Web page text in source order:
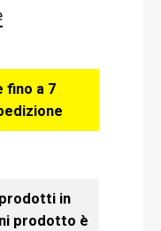
fino a 7
in
prodotto è